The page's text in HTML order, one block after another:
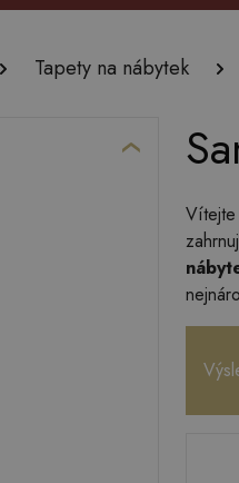
Tapety na nábytek